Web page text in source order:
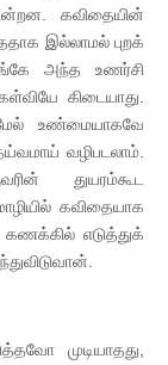
கவிதையின்
இல்லாமல் புறக்
அந்த உணர்சி
கிடையாது.
மேல் உண்மையாகவே
வழிபடலாம்.
துயரம்கூட
கவிதையாக
எடுத்துக்
முடியாதது,